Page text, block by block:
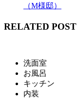
（M様邸）
RELATED POST
洗面室
お風呂
キッチン
内装